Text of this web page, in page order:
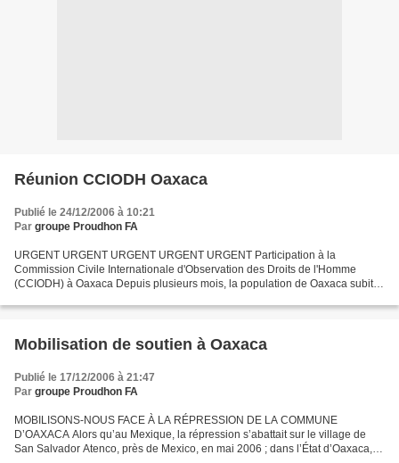
Réunion CCIODH Oaxaca
Publié le 24/12/2006 à 10:21
Par groupe Proudhon FA
URGENT URGENT URGENT URGENT URGENT Participation à la
Commission Civile Internationale d'Observation des Droits de l'Homme
(CCIODH) à Oaxaca Depuis plusieurs mois, la population de Oaxaca subit
Mobilisation de soutien à Oaxaca
Publié le 17/12/2006 à 21:47
Par groupe Proudhon FA
MOBILISONS-NOUS FACE À LA RÉPRESSION DE LA COMMUNE
D’OAXACA Alors qu’au Mexique, la répression s’abattait sur le village de
San Salvador Atenco, près de Mexico, en mai 2006 ; dans l’État d’Oaxaca,